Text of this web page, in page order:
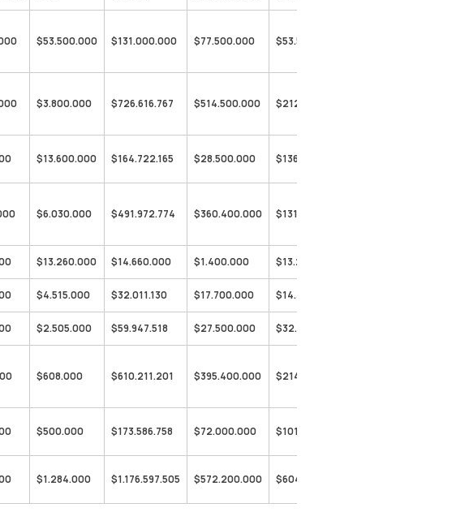
$53.500.000 $131.000.000 $77.500.000 $53.500.000
$3.800.000 $726.616.767 $514.500.000 $212.116.767
$13.600.000 $164.722.165 $28.500.000 $136.222.165
$6.030.000 $491.972.774 $360.400.000 $131.572.774
$13.260.000 $14.660.000 $1.400.000 $13.260.000
$4.515.000 $32.011.130 $17.700.000 $14.311.130
$2.505.000 $59.947.518 $27.500.000 $32.447.518
$608.000 $610.211.201 $395.400.000 $214.811.201
$500.000 $173.586.758 $72.000.000 $101.586.758
$1.284.000 $1.176.597.505 $572.200.000 $604.397.505